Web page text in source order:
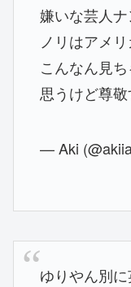
嫌いな芸人
ノリはアメ
こんなん見
思うけど尊敬
— Aki
ゆりやん別